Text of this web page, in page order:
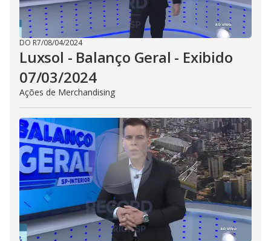
DO R7/08/04/2024
Luxsol - Balanço Geral - Exibido
07/03/2024
Ações de Merchandising